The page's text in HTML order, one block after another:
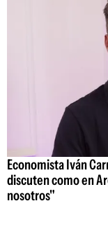
Economista Iván
discuten como en
nosotros"